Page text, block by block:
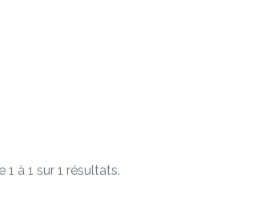
1 à 1 sur 1 résultats.